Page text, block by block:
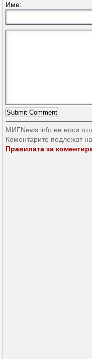
Име:
МИГNews.info не носи
Коментарите подлежат
Правилата за